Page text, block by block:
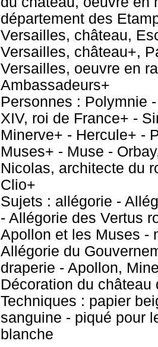
département des
Versailles, château,
Versailles, château+,
Versailles, oeuvre en
Ambassadeurs+
Personnes : Polymnie
XIV, roi de France+ -
Minerve+ - Hercule+ -
Muses+ - Muse -
Nicolas, architecte du
Clio+
Sujets : allégorie -
- Allégorie des Vertus
Apollon et les Muses -
Allégorie du
draperie - Apollon,
Décoration du château
Techniques : papier
sanguine - piqué pour
blanche